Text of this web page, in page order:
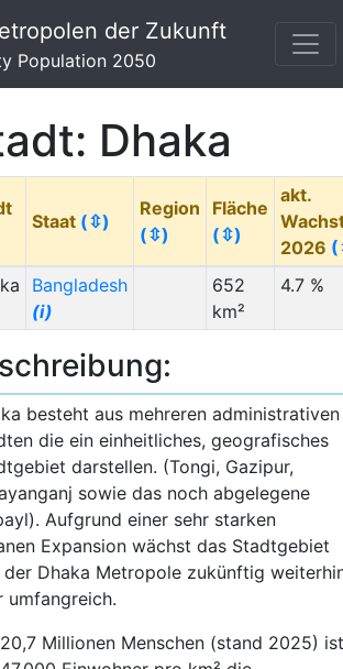
der Zukunft
Population 2050
Dhaka
Staat (⇳)
Region
(⇳)
Fläche
(⇳)
akt.
2026
Bangladesh
(i)
652
km²
4.7 %
besteht aus mehreren administrativen
die ein einheitliches, geografisches
darstellen. (Tongi, Gazipur,
sowie das noch abgelegene
Aufgrund einer sehr starken
Expansion wächst das Stadtgebiet
der Dhaka Metropole zukünftig
umfangreich.
Millionen Menschen (stand 2025) ist